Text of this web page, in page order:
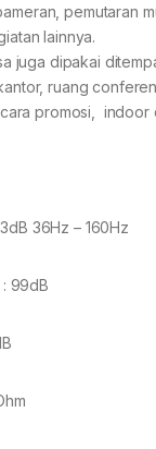
pemutaran
lainnya.
juga dipakai
ruang
promosi, indoor
36Hz – 160Hz
: 99dB